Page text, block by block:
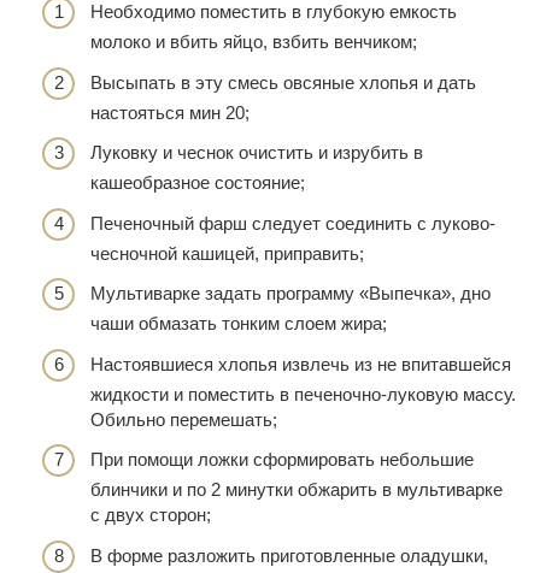
Необходимо поместить в глубокую емкость
молоко и вбить яйцо, взбить венчиком;
Высыпать в эту смесь овсяные хлопья и дать
настояться мин 20;
Луковку и чеснок очистить и изрубить в
кашеобразное состояние;
Печеночный фарш следует соединить с луково-
чесночной кашицей, приправить;
Мультиварке задать программу «Выпечка», дно
чаши обмазать тонким слоем жира;
Настоявшиеся хлопья извлечь из не впитавшейся
жидкости и поместить в печеночно-луковую массу.
Обильно перемешать;
При помощи ложки сформировать небольшие
блинчики и по 2 минутки обжарить в мультиварке
с двух сторон;
В форме разложить приготовленные оладушки,